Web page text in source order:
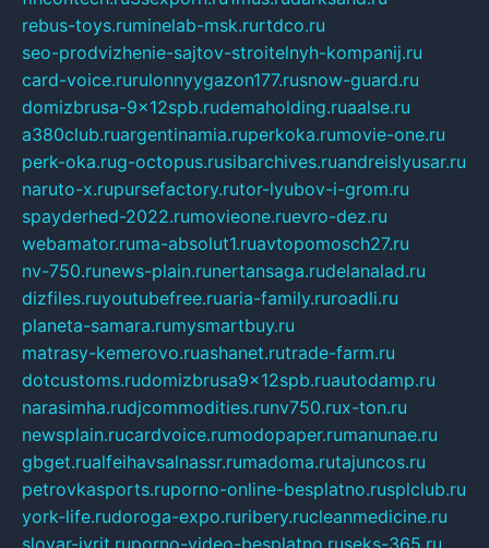
rebus-toys.ruminelab-msk.rurtdco.ru
seo-prodvizhenie-sajtov-stroitelnyh-kompanij.ru
card-voice.rurulonnyygazon177.rusnow-guard.ru
domizbrusa-9x12spb.rudemaholding.ruaalse.ru
a380club.ruargentinamia.ruperkoka.rumovie-one.ru
perk-oka.rug-octopus.rusibarchives.ruandreislyusar.ru
naruto-x.rupursefactory.rutor-lyubov-i-grom.ru
spayderhed-2022.rumovieone.ruevro-dez.ru
webamator.ruma-absolut1.ruavtopomosch27.ru
nv-750.runews-plain.runertansaga.rudelanalad.ru
dizfiles.ruyoutubefree.ruaria-family.ruroadli.ru
planeta-samara.rumysmartbuy.ru
matrasy-kemerovo.ruashanet.rutrade-farm.ru
dotcustoms.rudomizbrusa9x12spb.ruautodamp.ru
narasimha.rudjcommodities.runv750.rux-ton.ru
newsplain.rucardvoice.rumodopaper.rumanunae.ru
gbget.rualfeihavsalnassr.rumadoma.rutajuncos.ru
petrovkasports.ruporno-online-besplatno.rusplclub.ru
york-life.rudoroga-expo.ruribery.rucleanmedicine.ru
slovar-ivrit.ruporno-video-besplatno.ruseks-365.ru